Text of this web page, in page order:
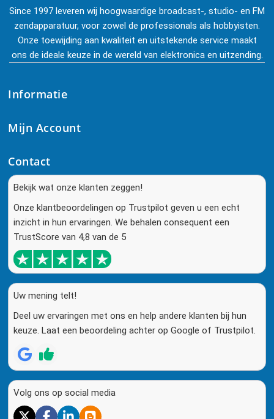
Since 1997 leveren wij hoogwaardige broadcast-, studio- en FM
zendapparatuur, voor zowel de professionals als hobbyisten.
Onze toewijding aan kwaliteit en uitstekende service maakt
ons de ideale keuze in de wereld van elektronica en uitzending.
Informatie
Mijn Account
Contact
Bekijk wat onze klanten zeggen!
Onze klantbeoordelingen op Trustpilot geven u een echt
inzicht in hun ervaringen. We behalen consequent een
TrustScore van 4,8 van de 5
Uw mening telt!
Deel uw ervaringen met ons en help andere klanten bij hun
keuze. Laat een beoordeling achter op Google of Trustpilot.
Volg ons op social media